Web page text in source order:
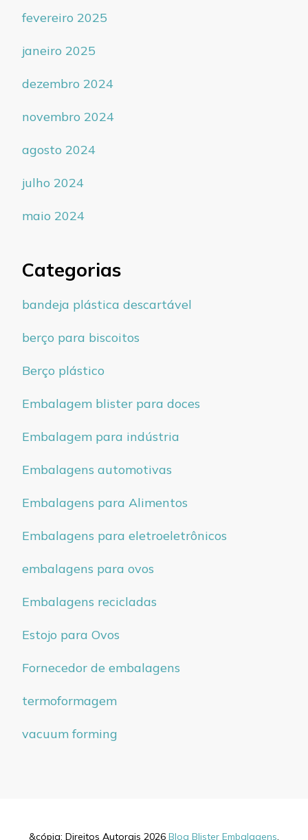
fevereiro 2025
janeiro 2025
dezembro 2024
novembro 2024
agosto 2024
julho 2024
maio 2024
Categorias
bandeja plástica descartável
berço para biscoitos
Berço plástico
Embalagem blister para doces
Embalagem para indústria
Embalagens automotivas
Embalagens para Alimentos
Embalagens para eletroeletrônicos
embalagens para ovos
Embalagens recicladas
Estojo para Ovos
Fornecedor de embalagens
termoformagem
vacuum forming
&cópia; Direitos Autorais 2026 Blog Blister Embalagens.